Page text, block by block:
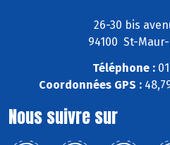
26-30 bis
94100 St-
Téléphone :01
Coordonnées GPS :
Nous suivre sur